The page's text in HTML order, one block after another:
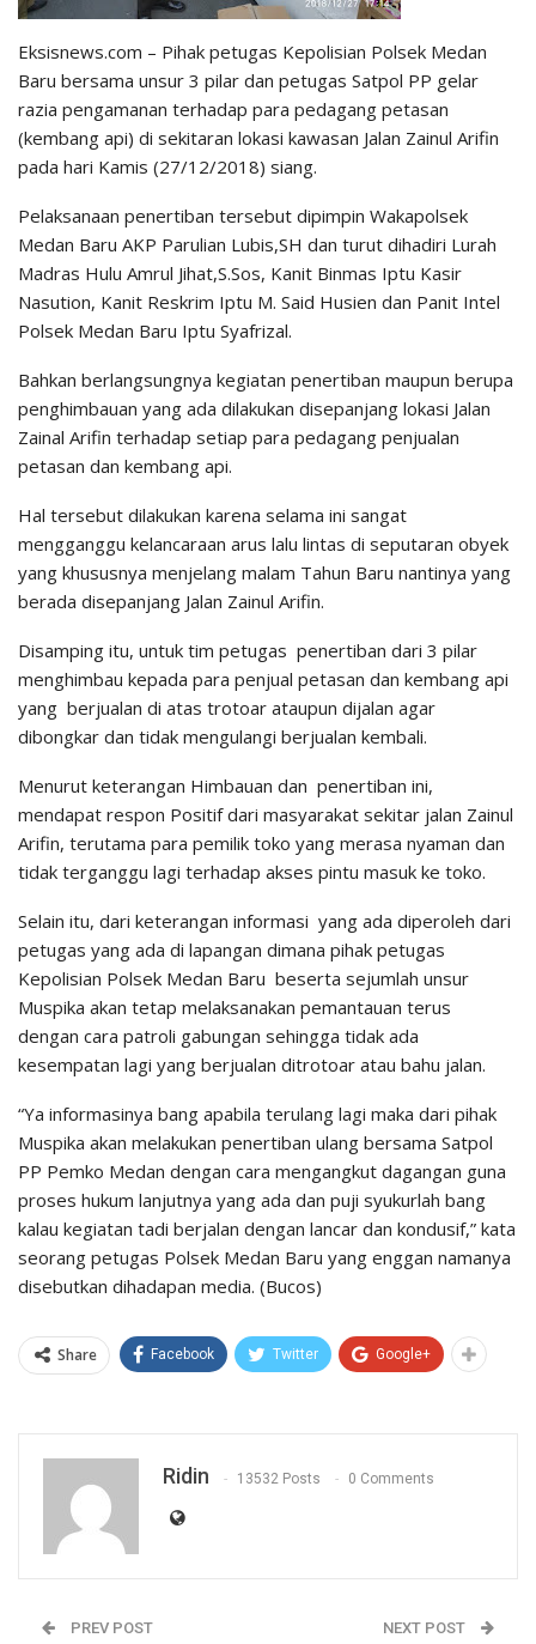
Eksisnews.com – Pihak petugas Kepolisian Polsek Medan
Baru bersama unsur 3 pilar dan petugas Satpol PP gelar
razia pengamanan terhadap para pedagang petasan
(kembang api) di sekitaran lokasi kawasan Jalan Zainul Arifin
pada hari Kamis (27/12/2018) siang.
Pelaksanaan penertiban tersebut dipimpin Wakapolsek
Medan Baru AKP Parulian Lubis,SH dan turut dihadiri Lurah
Madras Hulu Amrul Jihat,S.Sos, Kanit Binmas Iptu Kasir
Nasution, Kanit Reskrim Iptu M. Said Husien dan Panit Intel
Polsek Medan Baru Iptu Syafrizal.
Bahkan berlangsungnya kegiatan penertiban maupun berupa
penghimbauan yang ada dilakukan disepanjang lokasi Jalan
Zainal Arifin terhadap setiap para pedagang penjualan
petasan dan kembang api.
Hal tersebut dilakukan karena selama ini sangat
mengganggu kelancaraan arus lalu lintas di seputaran obyek
yang khususnya menjelang malam Tahun Baru nantinya yang
berada disepanjang Jalan Zainul Arifin.
Disamping itu, untuk tim petugas penertiban dari 3 pilar
menghimbau kepada para penjual petasan dan kembang api
yang berjualan di atas trotoar ataupun dijalan agar
dibongkar dan tidak mengulangi berjualan kembali.
Menurut keterangan Himbauan dan penertiban ini,
mendapat respon Positif dari masyarakat sekitar jalan Zainul
Arifin, terutama para pemilik toko yang merasa nyaman dan
tidak terganggu lagi terhadap akses pintu masuk ke toko.
Selain itu, dari keterangan informasi yang ada diperoleh dari
petugas yang ada di lapangan dimana pihak petugas
Kepolisian Polsek Medan Baru beserta sejumlah unsur
Muspika akan tetap melaksanakan pemantauan terus
dengan cara patroli gabungan sehingga tidak ada
kesempatan lagi yang berjualan ditrotoar atau bahu jalan.
“Ya informasinya bang apabila terulang lagi maka dari pihak
Muspika akan melakukan penertiban ulang bersama Satpol
PP Pemko Medan dengan cara mengangkut dagangan guna
proses hukum lanjutnya yang ada dan puji syukurlah bang
kalau kegiatan tadi berjalan dengan lancar dan kondusif,” kata
seorang petugas Polsek Medan Baru yang enggan namanya
disebutkan dihadapan media. (Bucos)
Share Facebook Twitter Google+
Ridin 13532 Posts 0 Comments
PREV POST NEXT POST